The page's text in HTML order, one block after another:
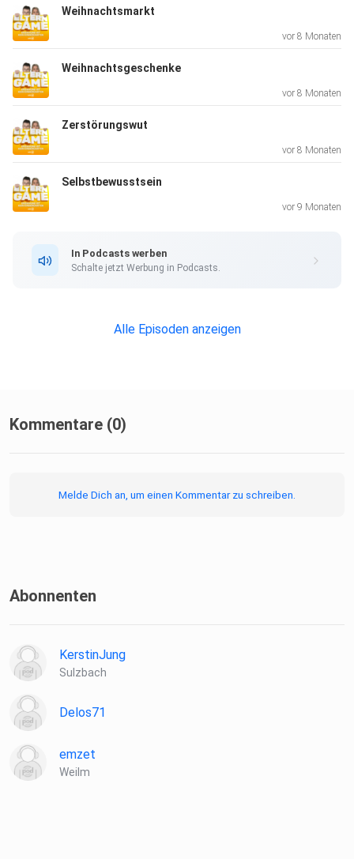
Weihnachtsmarkt
vor 8 Monaten
Weihnachtsgeschenke
vor 8 Monaten
Zerstörungswut
vor 8 Monaten
Selbstbewusstsein
vor 9 Monaten
In Podcasts werben
Schalte jetzt Werbung in Podcasts.
Alle Episoden anzeigen
Kommentare (0)
Melde Dich an, um einen Kommentar zu schreiben.
Abonnenten
KerstinJung
Sulzbach
Delos71
emzet
Weilm